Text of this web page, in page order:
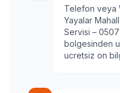
Telefon veya
Yayalar
Servisi –
bolgesinden
ucretsiz on